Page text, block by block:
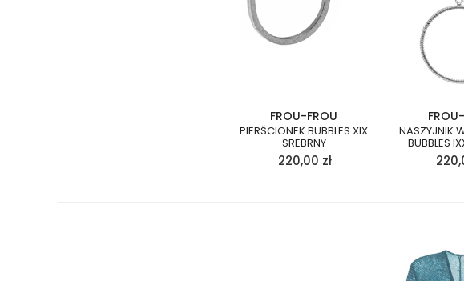
FROU-FROU
PIERŚCIONEK BUBBLES XIX
SREBRNY
220,00 zł
NASZYJNIK
BUBBLES